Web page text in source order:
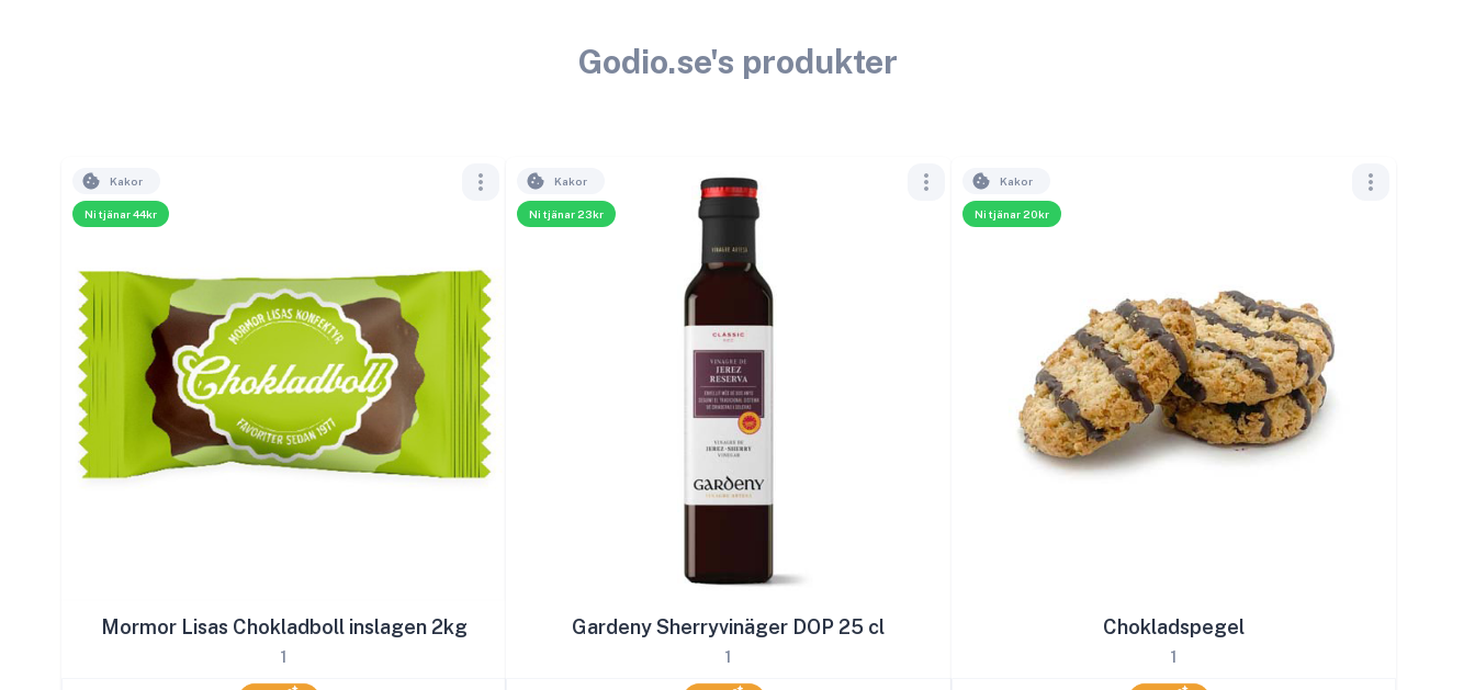
Godio.se's produkter
Ni tjänar 44kr
Kakor
Mormor Lisas Chokladboll inslagen 2kg
1
Ni tjänar 23kr
Kakor
Gardeny Sherryvinäger DOP 25 cl
1
Ni tjänar 20kr
Kakor
Chokladspegel
1